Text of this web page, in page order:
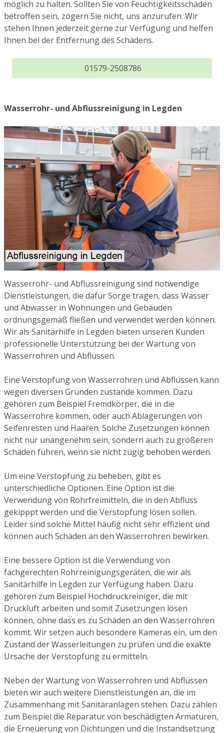
möglich zu halten. Sollten Sie von Feuchtigkeitsschäden
betroffen sein, zögern Sie nicht, uns anzurufen. Wir
stehen Ihnen jederzeit gerne zur Verfügung und helfen
Ihnen bei der Entfernung des Schadens.
01579-2508786
Wasserrohr- und Abflussreinigung in Legden
Wasserrohr- und Abflussreinigung sind notwendige
Dienstleistungen, die dafür Sorge tragen, dass Wasser
und Abwasser in Wohnungen und Gebäuden
ordnungsgemäß fließen und verwendet werden können.
Wir als Sanitärhilfe in Legden bieten unseren Kunden
professionelle Unterstützung bei der Wartung von
Wasserrohren und Abflüssen.
Eine Verstopfung von Wasserrohren und Abflüssen kann
wegen diversen Gründen zustande kommen. Dazu
gehören zum Beispiel Fremdkörper, die in die
Wasserrohre kommen, oder auch Ablagerungen von
Seifenresten und Haaren. Solche Zusetzungen können
nicht nur unangenehm sein, sondern auch zu größeren
Schäden führen, wenn sie nicht zügig behoben werden.
Um eine Verstopfung zu beheben, gibt es
unterschiedliche Optionen. Eine Option ist die
Verwendung von Rohrfreimitteln, die in den Abfluss
gekipppt werden und die Verstopfung lösen sollen.
Leider sind solche Mittel häufig nicht sehr effizient und
können auch Schäden an den Wasserrohren bewirken.
Eine bessere Option ist die Verwendung von
fachgerechten Rohrreinigungsgeräten, die wir als
Sanitärhilfe in Legden zur Verfügung haben. Dazu
gehören zum Beispiel Hochdruckreiniger, die mit
Druckluft arbeiten und somit Zusetzungen lösen
können, ohne dass es zu Schäden an den Wasserrohren
kommt. Wir setzen auch besondere Kameras ein, um den
Zustand der Wasserleitungen zu prüfen und die exakte
Ursache der Verstopfung zu ermitteln.
Neben der Wartung von Wasserrohren und Abflüssen
bieten wir auch weitere Dienstleistungen an, die im
Zusammenhang mit Sanitäranlagen stehen. Dazu zählen
zum Beispiel die Reparatur von beschädigten Armaturen,
die Erneuerung von Dichtungen und die Instandsetzung